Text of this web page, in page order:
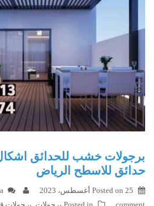
برجولات خشب للحدائق
حدائق للاسطح الرياض
Posted on 25 أغسطس، 2023